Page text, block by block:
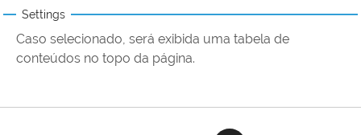
Settings
Caso selecionado, será exibida uma tabela de
conteúdos no topo da página.